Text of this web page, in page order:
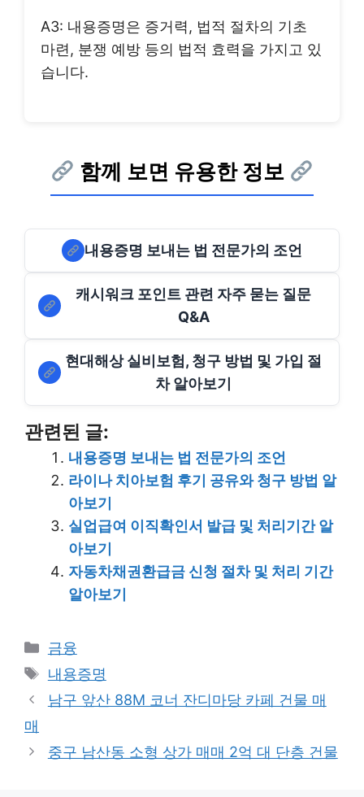
A3: 내용증명은 증거력, 법적 절차의 기초
마련, 분쟁 예방 등의 법적 효력을 가지고 있
습니다.
함께 보면 유용한 정보
내용증명 보내는 법 전문가의 조언
캐시워크 포인트 관련 자주 묻는 질문
Q&A
현대해상 실비보험, 청구 방법 및 가입 절
차 알아보기
관련된 글:
내용증명 보내는 법 전문가의 조언
라이나 치아보험 후기 공유와 청구 방법 알
아보기
실업급여 이직확인서 발급 및 처리기간 알
아보기
자동차채권환급금 신청 절차 및 처리 기간
알아보기
Categories
금융
Tags
내용증명
남구 앞산 88M 코너 잔디마당 카페 건물 매
매
중구 남산동 소형 상가 매매 2억 대 단층 건물